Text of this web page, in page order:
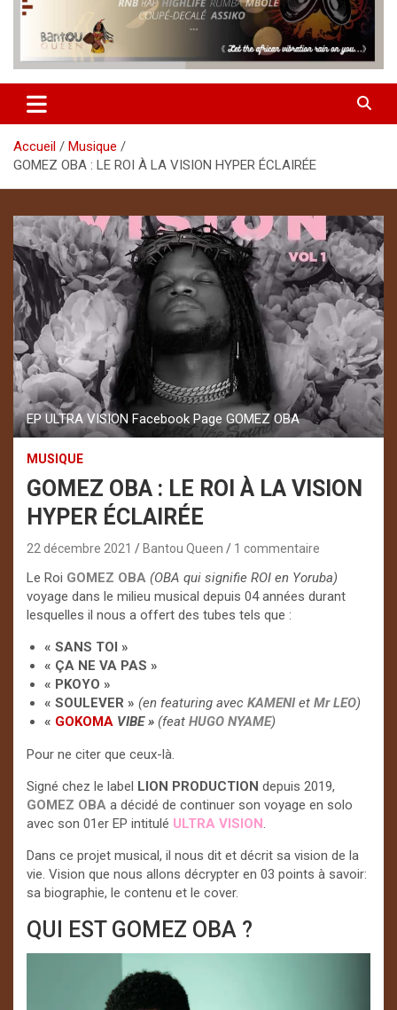
Accueil
Musique
GOMEZ OBA : LE ROI À LA VISION HYPER ÉCLAIRÉE
EP ULTRA VISION Facebook Page GOMEZ OBA
MUSIQUE
GOMEZ OBA : LE ROI À LA VISION
HYPER ÉCLAIRÉE
22 décembre 2021 Bantou Queen 1 commentaire
Le Roi GOMEZ OBA (OBA qui signifie ROI en Yoruba)
voyage dans le milieu musical depuis 04 années durant
lesquelles il nous a offert des tubes tels que :
« SANS TOI »
« ÇA NE VA PAS »
« PKOYO »
« SOULEVER » (en featuring avec KAMENI et Mr LEO)
« GOKOMA VIBE » (feat HUGO NYAME)
Pour ne citer que ceux-là.
Signé chez le label
LION PRODUCTION depuis 2019,
GOMEZ OBA a décidé de continuer son voyage en solo
avec son 01er EP intitulé ULTRA VISION.
Dans ce projet musical, il nous dit et décrit sa vision de la
vie. Vision que nous allons décrypter en 03 points à savoir:
sa biographie, le contenu et le cover.
QUI EST GOMEZ OBA ?